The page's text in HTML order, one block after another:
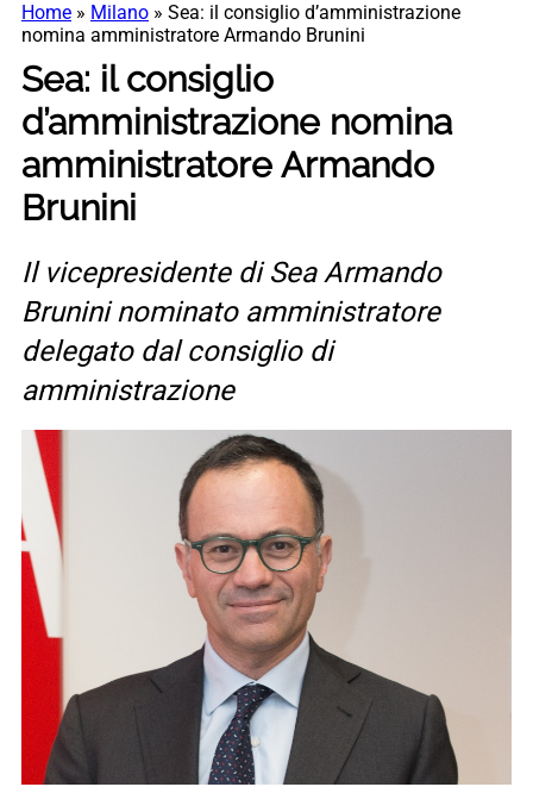
Home » Milano » Sea: il consiglio d’amministrazione
nomina amministratore Armando Brunini
Sea: il consiglio
d’amministrazione nomina
amministratore Armando
Brunini
Il vicepresidente di Sea Armando
Brunini nominato amministratore
delegato dal consiglio di
amministrazione